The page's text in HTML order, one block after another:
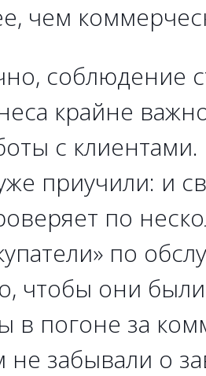
чем
соблюдение
крайне
с
приучили: и
по
по
чтобы они
в погоне за
не забывали о